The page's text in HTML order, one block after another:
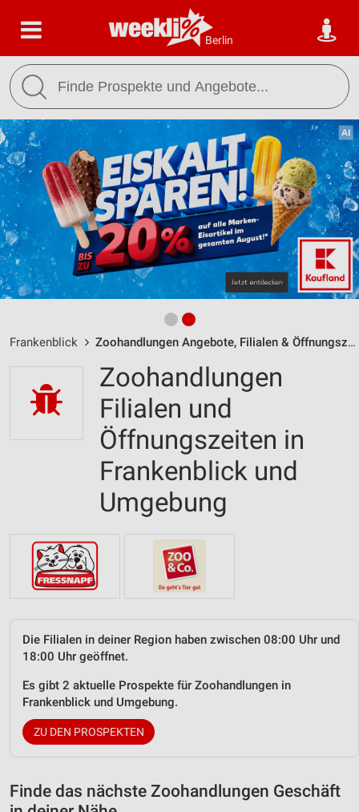
Berlin
Frankenblick Zoohandlungen Angebote, Filialen & Öffnungszeiten
Zoohandlungen
Filialen und
Öffnungszeiten in
Frankenblick und
Umgebung
Die Filialen in deiner Region haben zwischen 08:00 Uhr und
18:00 Uhr geöffnet.
Es gibt 2 aktuelle Prospekte für Zoohandlungen in
Frankenblick und Umgebung.
ZU DEN PROSPEKTEN
Finde das nächste Zoohandlungen Geschäft